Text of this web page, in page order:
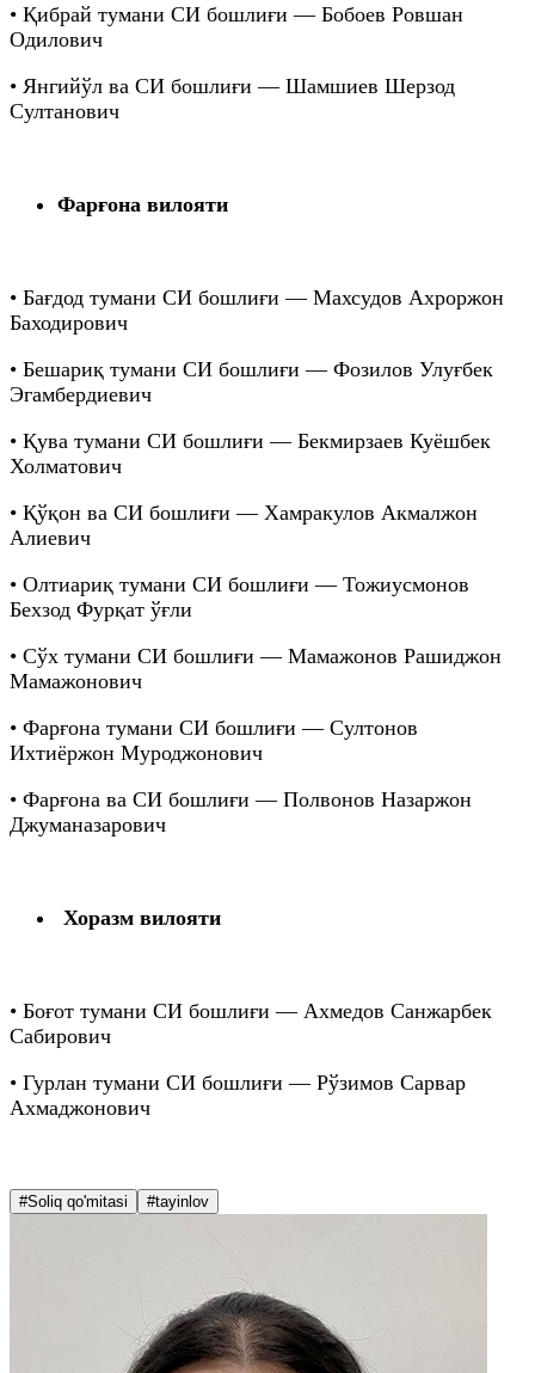
• Қибрай тумани СИ бошлиғи — Бобоев Ровшан
Одилович
• Янгийўл ва СИ бошлиғи — Шамшиев Шерзод
Султанович
Фарғона вилояти
• Бағдод тумани СИ бошлиғи — Махсудов Ахроржон
Баходирович
• Бешариқ тумани СИ бошлиғи — Фозилов Улуғбек
Эгамбердиевич
• Қува тумани СИ бошлиғи — Бекмирзаев Куёшбек
Холматович
• Қўқон ва СИ бошлиғи — Хамракулов Акмалжон
Алиевич
• Олтиариқ тумани СИ бошлиғи — Тожиусмонов
Бехзод Фурқат ўғли
• Сўх тумани СИ бошлиғи — Мамажонов Рашиджон
Мамажонович
• Фарғона тумани СИ бошлиғи — Султонов
Ихтиёржон Муроджонович
• Фарғона ва СИ бошлиғи — Полвонов Назаржон
Джуманазарович
Хоразм вилояти
• Боғот тумани СИ бошлиғи — Ахмедов Санжарбек
Сабирович
• Гурлан тумани СИ бошлиғи — Рўзимов Сарвар
Ахмаджонович
#Soliq qo'mitasi #tayinlov